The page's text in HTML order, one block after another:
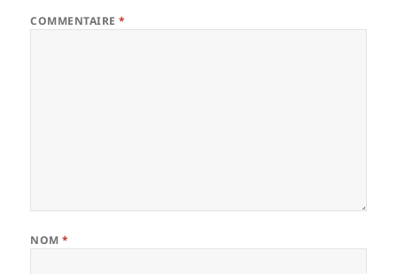
COMMENTAIRE*
NOM*